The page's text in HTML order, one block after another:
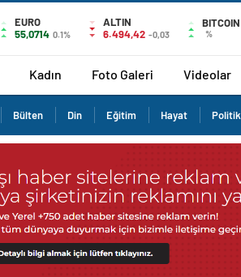
EURO
55,0714 0.1%
ALTIN
6.494,42 -0,03
BITCOIN
%
Kadın Foto Galeri Videolar
Bülten Din Eğitim Hayat